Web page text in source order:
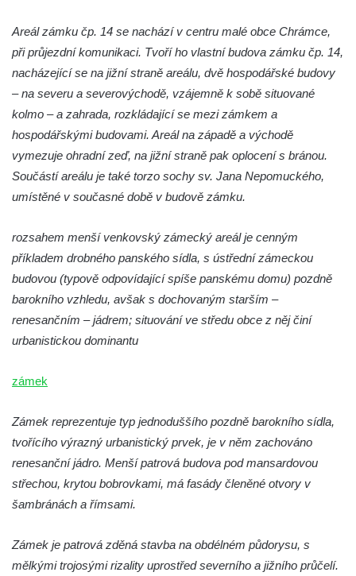
Areál zámku čp. 14 se nachází v centru malé obce Chrámce,
při průjezdní komunikaci. Tvoří ho vlastní budova zámku čp. 14,
nacházející se na jižní straně areálu, dvě hospodářské budovy
– na severu a severovýchodě, vzájemně k sobě situované
kolmo – a zahrada, rozkládající se mezi zámkem a
hospodářskými budovami. Areál na západě a východě
vymezuje ohradní zeď, na jižní straně pak oplocení s bránou.
Součástí areálu je také torzo sochy sv. Jana Nepomuckého,
umístěné v současné době v budově zámku.
rozsahem menší venkovský zámecký areál je cenným
příkladem drobného panského sídla, s ústřední zámeckou
budovou (typově odpovídající spíše panskému domu) pozdně
barokního vzhledu, avšak s dochovaným starším –
renesančním – jádrem; situování ve středu obce z něj činí
urbanistickou dominantu
zámek
Zámek reprezentuje typ jednoduššího pozdně barokního sídla,
tvořícího výrazný urbanistický prvek, je v něm zachováno
renesanční jádro. Menší patrová budova pod mansardovou
střechou, krytou bobrovkami, má fasády členěné otvory v
šambránách a římsami.
Zámek je patrová zděná stavba na obdélném půdorysu, s
mělkými trojosými rizality uprostřed severního a jižního průčelí.